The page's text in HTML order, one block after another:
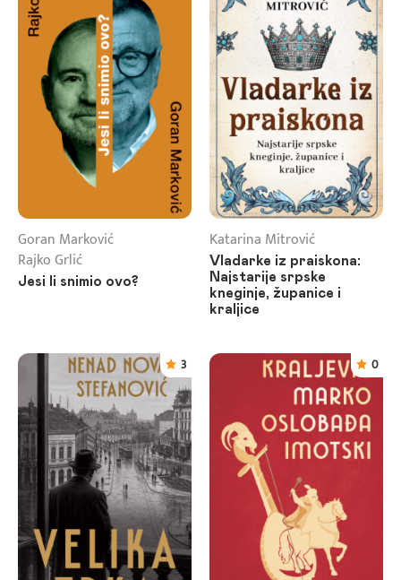
Goran Marković
Rajko Grlić
Jesi li snimio ovo?
Katarina Mitrović
Vladarke iz praiskona:
Najstarije srpske
kneginje, županice i
kraljice
3 0